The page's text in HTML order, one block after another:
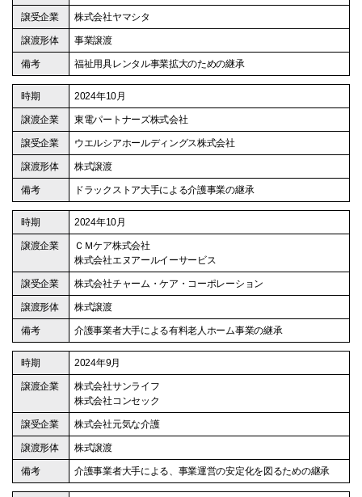
株式会社ヤマシタ
事業譲渡
福祉用具レンタル事業拡大のための継承
2024年10月
東電パートナーズ株式会社
ウエルシアホールディングス株式会社
株式譲渡
ドラックストア大手による介護事業の継承
2024年10月
ＣＭケア株式会社
株式会社エヌアールイーサービス
株式会社チャーム・ケア・コーポレーション
株式譲渡
介護事業者大手による有料老人ホーム事業の継承
2024年9月
株式会社サンライフ
株式会社コンセック
株式会社元気な介護
株式譲渡
介護事業者大手による、事業運営の安定化を図るための継承